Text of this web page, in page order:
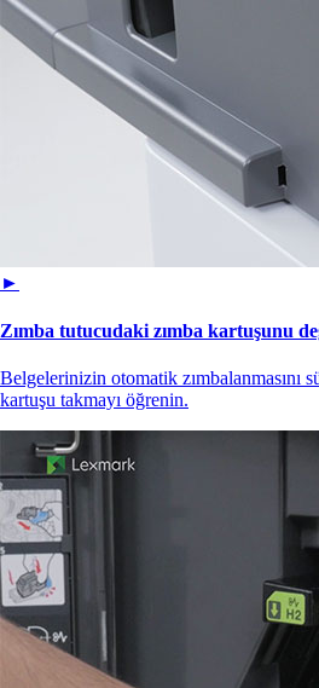
►
Zımba tutucudaki zımba kartuşunu
Belgelerinizin otomatik zımbalanmasını
kartuşu takmayı öğrenin.